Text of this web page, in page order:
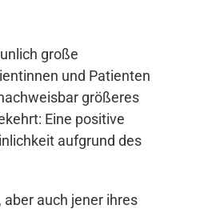
große
und Patienten
größeres
Eine positive
aufgrund des
auch jener ihres